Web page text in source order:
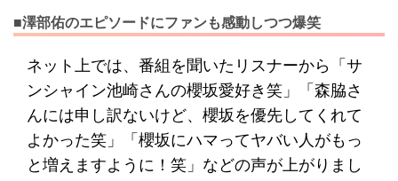
■澤部佑のエピソードにファンも感動しつつ爆笑
ネット上では、番組を聞いたリスナーから「サ
ンシャイン池崎さんの櫻坂愛好き笑」「森脇さ
んには申し訳ないけど、櫻坂を優先してくれて
よかった笑」「櫻坂にハマってヤバい人がもっ
と増えますように！笑」などの声が上がりまし